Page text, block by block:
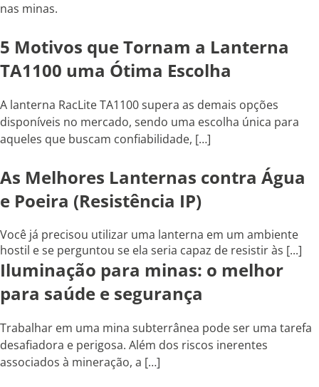
nas minas.
5 Motivos que Tornam a Lanterna
TA1100 uma Ótima Escolha
A lanterna RacLite TA1100 supera as demais opções
disponíveis no mercado, sendo uma escolha única para
aqueles que buscam confiabilidade, […]
As Melhores Lanternas contra Água
e Poeira (Resistência IP)
Você já precisou utilizar uma lanterna em um ambiente
hostil e se perguntou se ela seria capaz de resistir às [...]
Iluminação para minas: o melhor
para saúde e segurança
Trabalhar em uma mina subterrânea pode ser uma tarefa
desafiadora e perigosa. Além dos riscos inerentes
associados à mineração, a […]